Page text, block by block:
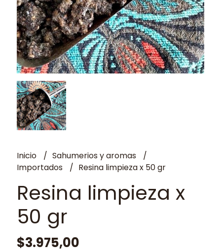
Inicio
Sahumerios y aromas
Importados
Resina limpieza x 50 gr
Resina limpieza x
50 gr
$3.975,00